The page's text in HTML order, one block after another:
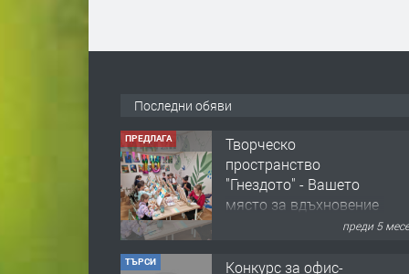
Последни обяви
ТЪРСИ
Конкурс за офис-
сътрудник
преди 8
ПРЕДЛАГА Домашна помощница